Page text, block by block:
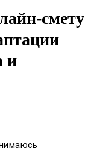
смету
и